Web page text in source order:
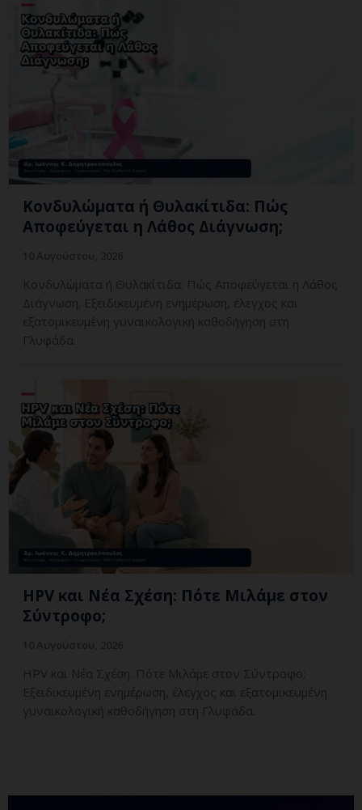
Κονδυλώματα ή Θυλακίτιδα: Πώς
Αποφεύγεται η Λάθος Διάγνωση;
Κονδυλώματα ή Θυλακίτιδα: Πώς Αποφεύγεται η Λάθος
Διάγνωση; Εξειδικευμένη ενημέρωση, έλεγχος και
εξατομικευμένη γυναικολογική καθοδήγηση στη
Γλυφάδα.
HPV και Νέα Σχέση: Πότε Μιλάμε στον
Σύντροφο;
HPV και Νέα Σχέση: Πότε Μιλάμε στον Σύντροφο;
Εξειδικευμένη ενημέρωση, έλεγχος και εξατομικευμένη
γυναικολογική καθοδήγηση στη Γλυφάδα.